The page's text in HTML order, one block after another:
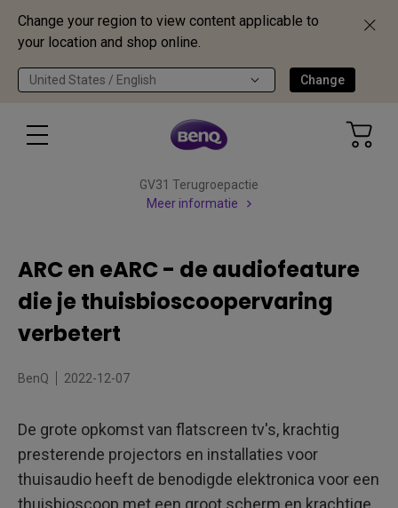
Change your region to view content applicable to
your location and shop online.
United States / English Change
GV31 Terugroepactie
Meer informatie
ARC en eARC - de audiofeature
die je thuisbioscoopervaring
verbetert
BenQ 2022-12-07
De grote opkomst van flatscreen tv's, krachtig
presterende projectors en installaties voor
thuisaudio heeft de benodigde elektronica voor een
thuisbioscoop met een groot scherm en krachtige